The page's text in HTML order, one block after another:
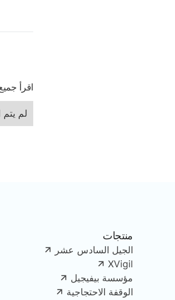
اقرأ
لم
منتجات
الجيل السادس عشر
XVigil
مؤسسة بيفيجيل
الوقفة الاحتجاجية